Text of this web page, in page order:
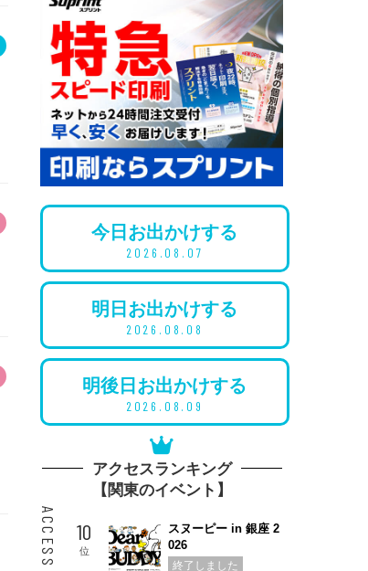
今日 お出かけする
2026.08.07
明日 お出かけする
2026.08.08
明後日 お出かけする
2026.08.09
アクセスランキング
【関東のイベント】
10
位
スヌーピー in 銀座 2
026
終了しました